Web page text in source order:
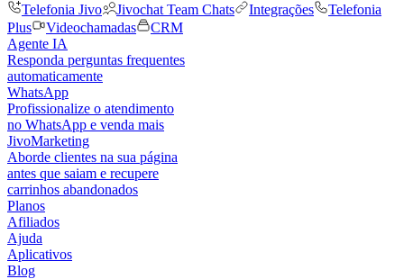
Telefonia Jivo
Jivochat Team Chats Integrações
Telefonia
Plus
Videochamadas
CRM
Agente IA
Responda perguntas frequentes
automaticamente
WhatsApp
Profissionalize o atendimento
no WhatsApp e venda mais
JivoMarketing
Aborde clientes na sua página
antes que saiam e recupere
carrinhos abandonados
Planos
Afiliados
Ajuda
Aplicativos
Blog